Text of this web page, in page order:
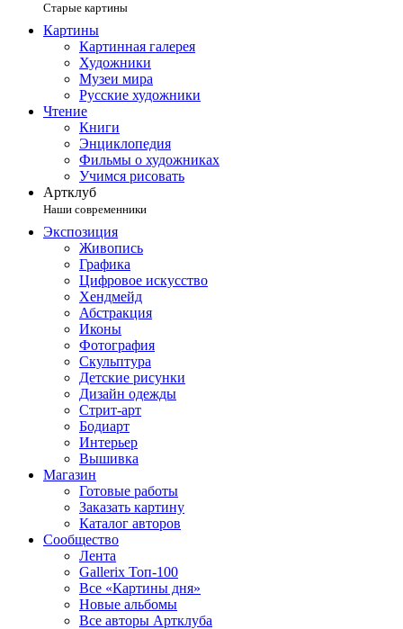
Старые картины
Картины
Картинная галерея
Художники
Музеи мира
Русские художники
Чтение
Книги
Энциклопедия
Фильмы о художниках
Учимся рисовать
Артклуб
Наши современники
Экспозиция
Живопись
Графика
Цифровое искусство
Хендмейд
Абстракция
Иконы
Фотография
Скульптура
Детские рисунки
Дизайн одежды
Стрит-арт
Бодиарт
Интерьер
Вышивка
Магазин
Готовые работы
Заказать картину
Каталог авторов
Сообщество
Лента
Gallerix Топ-100
Все «Картины дня»
Новые альбомы
Все авторы Артклуба